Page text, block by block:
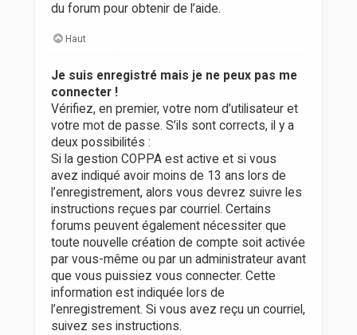
du forum pour obtenir de l’aide.
Haut
Je suis enregistré mais je ne peux pas me
connecter !
Vérifiez, en premier, votre nom d’utilisateur et
votre mot de passe. S’ils sont corrects, il y a
deux possibilités :
Si la gestion COPPA est active et si vous
avez indiqué avoir moins de 13 ans lors de
l’enregistrement, alors vous devrez suivre les
instructions reçues par courriel. Certains
forums peuvent également nécessiter que
toute nouvelle création de compte soit activée
par vous-même ou par un administrateur avant
que vous puissiez vous connecter. Cette
information est indiquée lors de
l’enregistrement. Si vous avez reçu un courriel,
suivez ses instructions.